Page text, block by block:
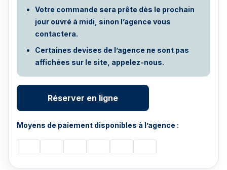
Votre commande sera prête dès le prochain
jour ouvré à midi, sinon l’agence vous
contactera.
Certaines devises de l’agence ne sont pas
affichées sur le site, appelez-nous.
Réserver en ligne
Moyens de paiement disponibles à l’agence :